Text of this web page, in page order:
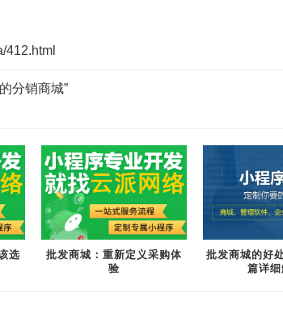
412.html
分销商城”
选
批发商城：重新定义采购体
验
批发商城的好
篇详